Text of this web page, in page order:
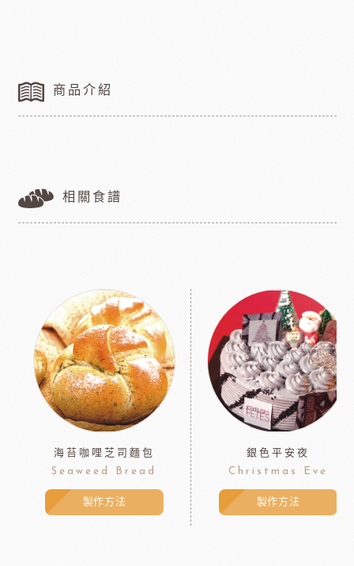
商品介紹
相關食譜
海苔咖哩芝司麵包
Seaweed Bread
製作方法
銀色平安夜
Christmas Eve
製作方法